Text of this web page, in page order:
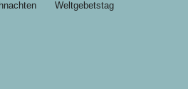
Weltgebetstag